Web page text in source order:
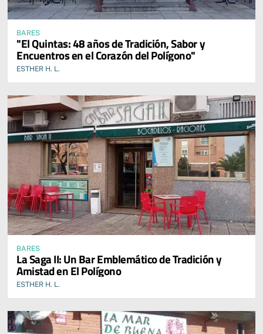
BARES
"El Quintas: 48 años de Tradición, Sabor y
Encuentros en el Corazón del Polígono"
ESTHER H. L.
BARES
La Saga II: Un Bar Emblemático de Tradición y
Amistad en El Polígono
ESTHER H. L.